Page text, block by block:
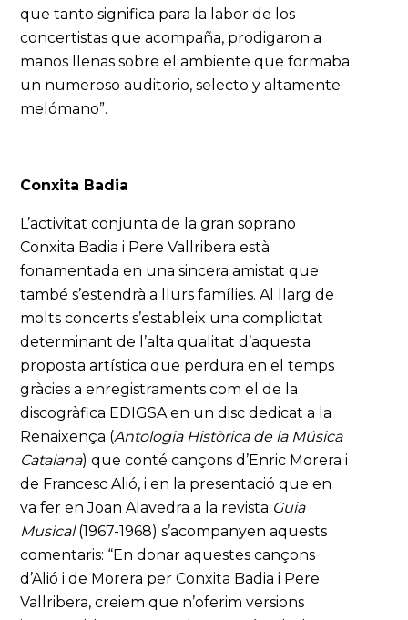
que tanto significa para la labor de los
concertistas que acompaña, prodigaron a
manos llenas sobre el ambiente que formaba
un numeroso auditorio, selecto y altamente
melómano”.
Conxita Badia
L’activitat conjunta de la gran soprano
Conxita Badia i Pere Vallribera està
fonamentada en una sincera amistat que
també s’estendrà a llurs famílies. Al llarg de
molts concerts s’estableix una complicitat
determinant de l’alta qualitat d’aquesta
proposta artística que perdura en el temps
gràcies a enregistraments com el de la
discogràfica EDIGSA en un disc dedicat a la
Renaixença (Antologia Històrica de la Música
Catalana) que conté cançons d’Enric Morera i
de Francesc Alió, i en la presentació que en
va fer en Joan Alavedra a la revista Guia
Musical(1967-1968) s’acompanyen aquests
comentaris: “En donar aquestes cançons
d’Alió i de Morera per Conxita Badia i Pere
Vallribera, creiem que n’oferim versions